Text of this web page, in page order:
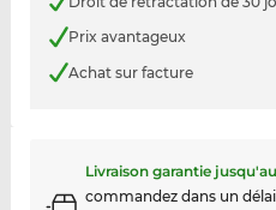
Prix avantageux
Achat sur facture
Livraison garantie jusqu'au
commandez dans un